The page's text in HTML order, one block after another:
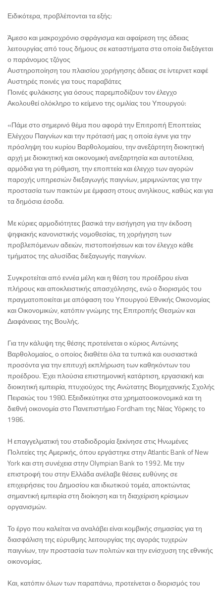
Ειδικότερα, προβλέπονται τα εξής:
Άμεσο και μακροχρόνιο σφράγισμα και αφαίρεση της άδειας
λειτουργίας από τους δήμους σε καταστήματα στα οποία διεξάγεται
ο παράνομος τζόγος
Αυστηροποίηση του πλαισίου χορήγησης άδειας σε ίντερνετ καφέ
Αυστηρές ποινές για τους παραβάτες
Ποινές φυλάκισης για όσους παρεμποδίζουν τον έλεγχο
Ακολουθεί ολόκληρο το κείμενο της ομιλίας του Υπουργού:
«Πάμε στο σημερινό θέμα που αφορά την Επιτροπή Εποπτείας
Ελέγχου Παιγνίων και την πρότασή μας η οποία έγινε για την
πρόσληψη του κυρίου Βαρθολομαίου, την ανεξάρτητη διοικητική
αρχή με διοικητική και οικονομική ανεξαρτησία και αυτοτέλεια,
αρμόδια για τη ρύθμιση, την εποπτεία και έλεγχο των αγορών
παροχής υπηρεσιών διεξαγωγής παιγνίων, μεριμνώντας για την
προστασία των παικτών με έμφαση στους ανηλίκους, καθώς και για
τα δημόσια έσοδα.
Με κύριες αρμοδιότητες βασικά την εισήγηση για την έκδοση
ψηφιακής κανονιστικής νομοθεσίας, τη χορήγηση των
προβλεπόμενων αδειών, πιστοποιήσεων και τον έλεγχο κάθε
τμήματος της αλυσίδας διεξαγωγής παιγνίων.
Συγκροτείται από εννέα μέλη και η θέση του προέδρου είναι
πλήρους και αποκλειστικής απασχόλησης, ενώ ο διορισμός του
πραγματοποιείται με απόφαση του Υπουργού Εθνικής Οικονομίας
και Οικονομικών, κατόπιν γνώμης της Επιτροπής Θεσμών και
Διαφάνειας της Βουλής.
Για την κάλυψη της θέσης προτείνεται ο κύριος Αντώνης
Βαρθολομαίος, ο οποίος διαθέτει όλα τα τυπικά και ουσιαστικά
προσόντα για την επιτυχή εκπλήρωση των καθηκόντων του
προέδρου. Έχει πλούσια επιστημονική κατάρτιση, εργασιακή και
διοικητική εμπειρία, πτυχιούχος της Ανώτατης Βιομηχανικής Σχολής
Πειραιώς του 1980. Εξειδικεύτηκε στα χρηματοοικονομικά και τη
διεθνή οικονομία στο Πανεπιστήμιο Fordham της Νέας Υόρκης το
1986.
Η επαγγελματική του σταδιοδρομία ξεκίνησε στις Ηνωμένες
Πολιτείες της Αμερικής, όπου εργάστηκε στην Atlantic Bank of New
York και στη συνέχεια στην Olympian Bank το 1992. Με την
επιστροφή του στην Ελλάδα ανέλαβε θέσεις ευθύνης σε
επιχειρήσεις του Δημοσίου και ιδιωτικού τομέα, αποκτώντας
σημαντική εμπειρία στη διοίκηση και τη διαχείριση κρίσιμων
οργανισμών.
Το έργο που καλείται να αναλάβει είναι κομβικής σημασίας για τη
διασφάλιση της εύρυθμης λειτουργίας της αγοράς τυχερών
παιγνίων, την προστασία των πολιτών και την ενίσχυση της εθνικής
οικονομίας.
Και, κατόπιν όλων των παραπάνω, προτείνεται ο διορισμός του